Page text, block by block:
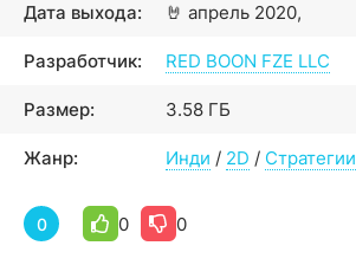
🤘
Дата выхода: апрель 2020,
Разработчик: RED BOON FZE LLC
Размер: 3.58 ГБ
Жанр: Инди / 2D / Стратегии
0 0 0